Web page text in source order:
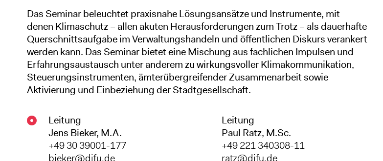
Das Seminar beleuchtet praxisnahe Lösungsansätze und Instrumente, mit
denen Klimaschutz – allen akuten Herausforderungen zum Trotz – als dauerhafte
Querschnittsaufgabe im Verwaltungshandeln und öffentlichen Diskurs verankert
werden kann. Das Seminar bietet eine Mischung aus fachlichen Impulsen und
Erfahrungsaustausch unter anderem zu wirkungsvoller Klimakommunikation,
Steuerungsinstrumenten, ämterübergreifender Zusammenarbeit sowie
Aktivierung und Einbeziehung der Stadtgesellschaft.
Leitung
Jens Bieker, M.A.
+49 30 39001-177
bieker@difu.de
Leitung
Paul Ratz, M.Sc.
+49 221 340308-11
ratz@difu.de